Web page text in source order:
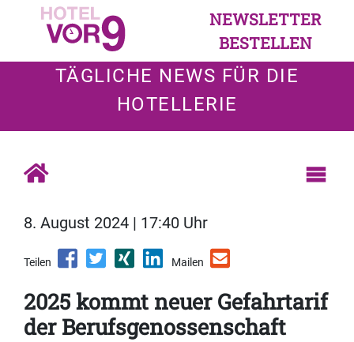
NEWSLETTER
BESTELLEN
TÄGLICHE NEWS FÜR DIE
HOTELLERIE
8. August 2024 | 17:40 Uhr
Teilen Mailen
2025 kommt neuer Gefahrtarif
der Berufsgenossenschaft